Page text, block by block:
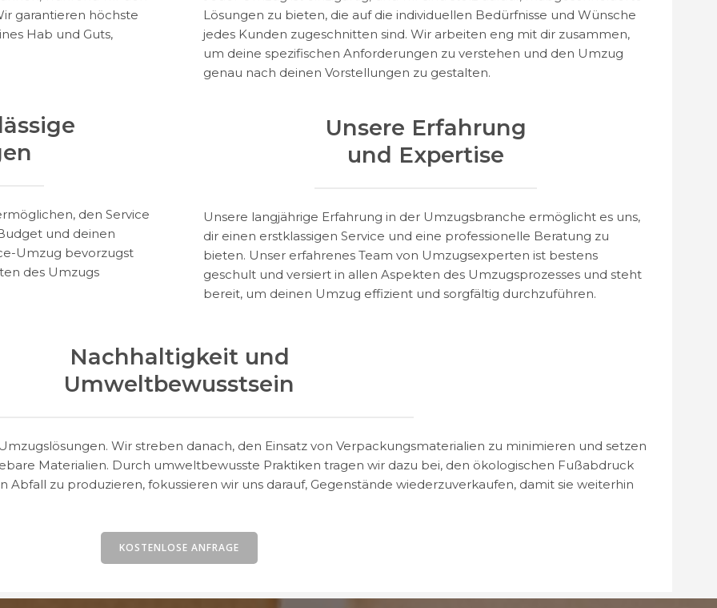
garantieren höchste
Hab und Guts,
den Service
und deinen
Umzug bevorzugst
des Umzugs
Lösungen zu bieten, die auf die individuellen Bedürfnisse und Wünsche
jedes Kunden zugeschnitten sind. Wir arbeiten eng mit dir zusammen,
um deine spezifischen Anforderungen zu verstehen und den Umzug
genau nach deinen Vorstellungen zu gestalten.
Unsere Erfahrung
und Expertise
Unsere langjährige Erfahrung in der Umzugsbranche ermöglicht es uns,
dir einen erstklassigen Service und eine professionelle Beratung zu
bieten. Unser erfahrenes Team von Umzugsexperten ist bestens
geschult und versiert in allen Aspekten des Umzugsprozesses und steht
bereit, um deinen Umzug effizient und sorgfältig durchzuführen.
Nachhaltigkeit und
Umweltbewusstsein
Wir streben danach, den Einsatz von Verpackungsmaterialien zu minimieren und setzen
Materialien. Durch umweltbewusste Praktiken tragen wir dazu bei, den ökologischen Fußabdruck
zu produzieren, fokussieren wir uns darauf, Gegenstände wiederzuverkaufen, damit sie weiterhin
KOSTENLOSE ANFRAGE